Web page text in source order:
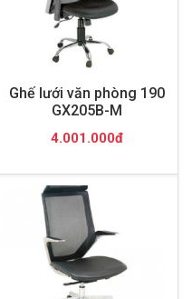
Ghế lưới văn phòng 190
GX205B-M
4.001.000đ